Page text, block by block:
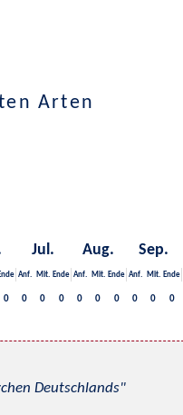
Arten
Jul. Aug. Sep.
Anf. Mit. Ende Anf. Mit. Ende Anf. Mit. Ende
0 0 0 0 0 0 0 0 0 0
Deutschlands